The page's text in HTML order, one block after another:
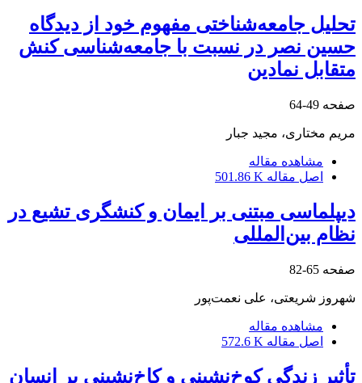
تحلیل جامعه‌شناختی مفهوم خود از دیدگاه
حسین نصر در نسبت با جامعه‌شناسی کنش
متقابل نمادین
صفحه 49-64
مریم مختاری، مجید جبار
مشاهده مقاله
اصل مقاله 501.86 K
دیپلماسی مبتنی‌ بر ایمان و کنشگری تشیع در
نظام ‌بین‌المللی
صفحه 65-82
شهروز شریعتی، علی نعمت‌پور
مشاهده مقاله
اصل مقاله 572.6 K
تأثیر زندگی کوخ‌نشینی و کاخ‌نشینی بر انسان